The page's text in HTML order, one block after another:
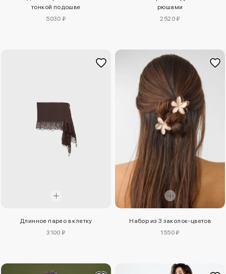
тонкой подошве
5030 ₽
рюшами
2520 ₽
Длинное парео в клетку
3100 ₽
Набор из 3 заколок-цветов
1550 ₽